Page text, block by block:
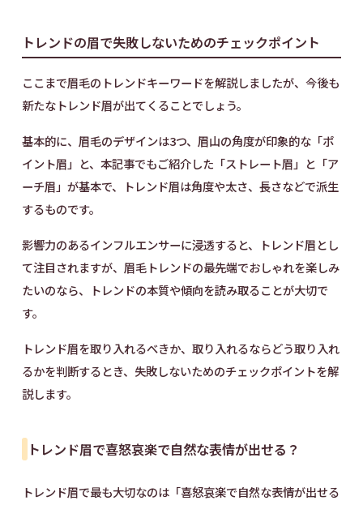
トレンドの眉で失敗しないためのチェックポイント
ここまで眉毛のトレンドキーワードを解説しましたが、今後も
新たなトレンド眉が出てくることでしょう。
基本的に、眉毛のデザインは3つ、眉山の角度が印象的な「ポ
イント眉」と、本記事でもご紹介した「ストレート眉」と「ア
ーチ眉」が基本で、トレンド眉は角度や太さ、長さなどで派生
するものです。
影響力のあるインフルエンサーに浸透すると、トレンド眉とし
て注目されますが、眉毛トレンドの最先端でおしゃれを楽しみ
たいのなら、トレンドの本質や傾向を読み取ることが大切で
す。
トレンド眉を取り入れるべきか、取り入れるならどう取り入れ
るかを判断するとき、失敗しないためのチェックポイントを解
説します。
トレンド眉で喜怒哀楽で自然な表情が出せる？
トレンド眉で最も大切なのは「喜怒哀楽で自然な表情が出せる